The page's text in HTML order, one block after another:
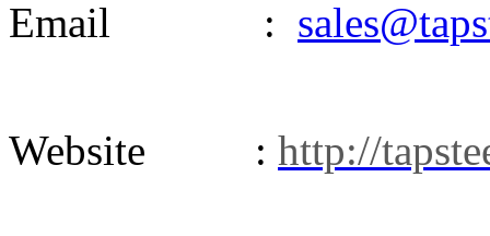
Email :
Website : http://